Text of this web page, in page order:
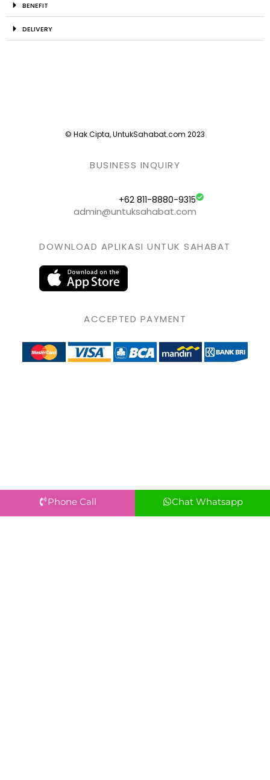
BENEFIT
DELIVERY
© Hak Cipta, UntukSahabat.com 2023
BUSINESS INQUIRY
+62 811-8880-9315
admin@untuksahabat.com
DOWNLOAD APLIKASI UNTUK SAHABAT
ACCEPTED PAYMENT
Phone Call Chat Whatsapp